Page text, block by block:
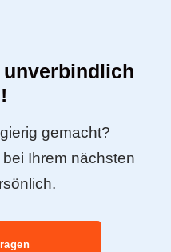
unverbindlich
gemacht?
Ihrem nächsten